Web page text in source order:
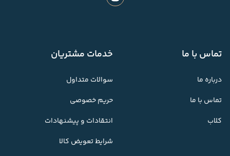
تماس با ما
درباره ما
تماس با ما
کلاب
خدمات مشتریان
سوالات متداول
حریم خصوصی
انتقادات و پیشنهادات
شرایط تعویض کالا